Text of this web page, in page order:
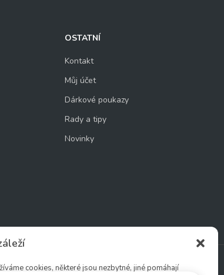
cookies, některé jsou nezbytné, jiné pomáhají
OSTATNÍ
Kontakt
Můj účet
Dárkové poukazy
Rady a tipy
Novinky